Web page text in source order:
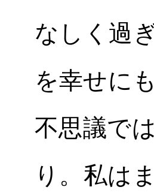
なしく過
を幸せに
不思議で
り。私は